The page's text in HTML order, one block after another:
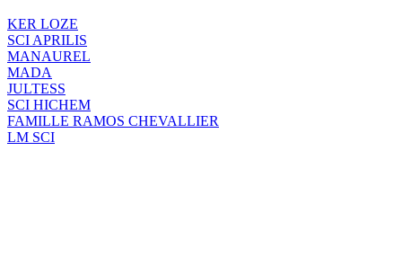
KER LOZE
SCI APRILIS
MANAUREL
MADA
JULTESS
SCI HICHEM
FAMILLE RAMOS CHEVALLIER
LM SCI